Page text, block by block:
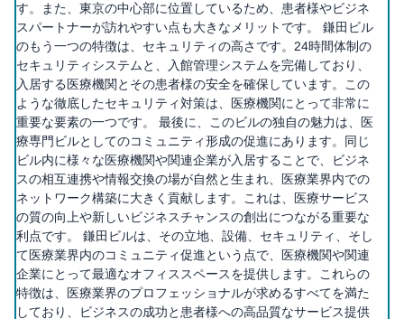
す。また、東京の中心部に位置しているため、患者様やビジネ
スパートナーが訪れやすい点も大きなメリットです。 鎌田ビル
のもう一つの特徴は、セキュリティの高さです。24時間体制の
セキュリティシステムと、入館管理システムを完備しており、
入居する医療機関とその患者様の安全を確保しています。この
ような徹底したセキュリティ対策は、医療機関にとって非常に
重要な要素の一つです。 最後に、このビルの独自の魅力は、医
療専門ビルとしてのコミュニティ形成の促進にあります。同じ
ビル内に様々な医療機関や関連企業が入居することで、ビジネ
スの相互連携や情報交換の場が自然と生まれ、医療業界内での
ネットワーク構築に大きく貢献します。これは、医療サービス
の質の向上や新しいビジネスチャンスの創出につながる重要な
利点です。 鎌田ビルは、その立地、設備、セキュリティ、そし
て医療業界内のコミュニティ促進という点で、医療機関や関連
企業にとって最適なオフィススペースを提供します。これらの
特徴は、医療業界のプロフェッショナルが求めるすべてを満た
しており、ビジネスの成功と患者様への高品質なサービス提供